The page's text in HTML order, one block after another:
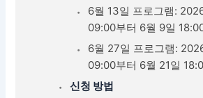
6월 13일 프로그램:
09:00부터 6월 9일
6월 27일 프로그램:
09:00부터 6월 21일
신청 방법